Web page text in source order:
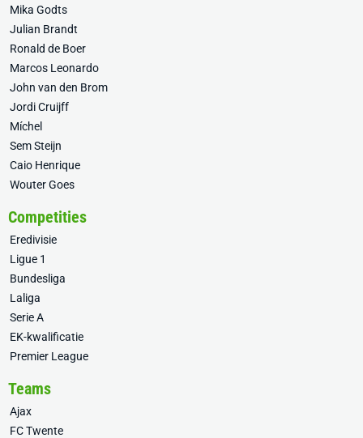
Mika Godts
Julian Brandt
Ronald de Boer
Marcos Leonardo
John van den Brom
Jordi Cruijff
Míchel
Sem Steijn
Caio Henrique
Wouter Goes
Competities
Eredivisie
Ligue 1
Bundesliga
Laliga
Serie A
EK-kwalificatie
Premier League
Teams
Ajax
FC Twente